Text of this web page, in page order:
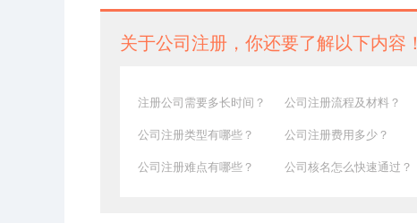
关于公司注册，你还要了解以下内容！
注册公司需要多长时间？
公司注册流程及材料？
公司注册类型有哪些？
公司注册费用多少？
公司注册难点有哪些？
公司核名怎么快速通过？